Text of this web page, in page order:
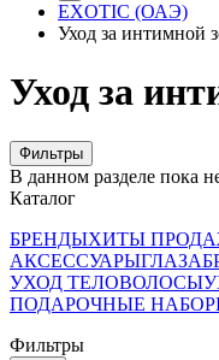
EXOTIC (ОАЭ)
Уход за интимной
Уход за
Фильтры
В данном разделе пока
Каталог
БРЕНДЫХИТЫ
АКСЕССУАРЫГЛАЗА
УХОД ТЕЛОВОЛОСЫ
ПОДАРОЧНЫЕ
Фильтры